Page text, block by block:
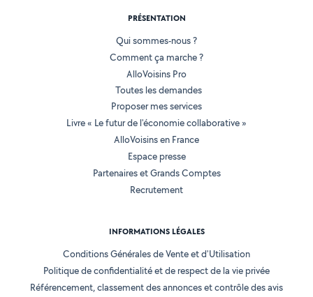
PRÉSENTATION
Qui sommes-nous ?
Comment ça marche ?
AlloVoisins Pro
Toutes les demandes
Proposer mes services
Livre « Le futur de l'économie collaborative »
AlloVoisins en France
Espace presse
Partenaires et Grands Comptes
Recrutement
INFORMATIONS LÉGALES
Conditions Générales de Vente et d'Utilisation
Politique de confidentialité et de respect de la vie privée
Référencement, classement des annonces et contrôle des avis